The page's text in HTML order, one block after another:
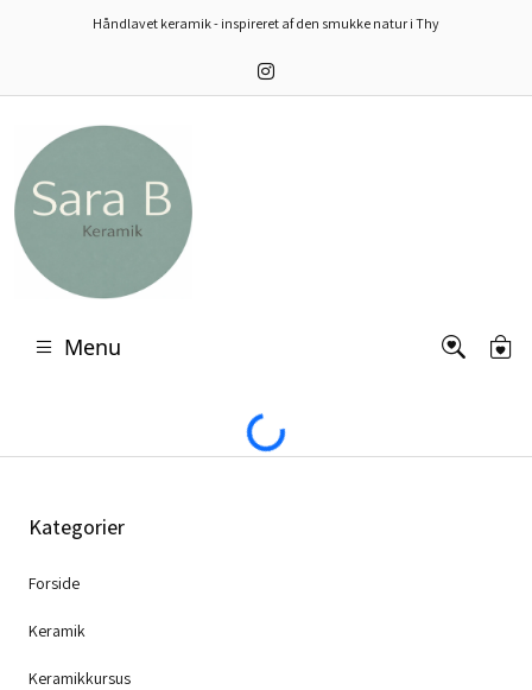
Håndlavet keramik - inspireret af den smukke natur i Thy
Menu
Loading...
Kategorier
Forside
Keramik
Keramikkursus